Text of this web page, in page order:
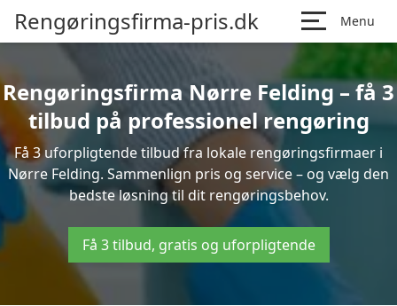
Rengøringsfirma-pris.dk Menu
Rengøringsfirma Nørre Felding – få 3
tilbud på professionel rengøring
Få 3 uforpligtende tilbud fra lokale rengøringsfirmaer i
Nørre Felding. Sammenlign pris og service – og vælg den
bedste løsning til dit rengøringsbehov.
Få 3 tilbud, gratis og uforpligtende